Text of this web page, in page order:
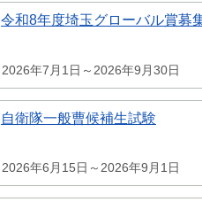
令和8年度埼玉グローバル賞募
2026年7月1日～2026年9月30日
自衛隊一般曹候補生試験
2026年6月15日～2026年9月1日